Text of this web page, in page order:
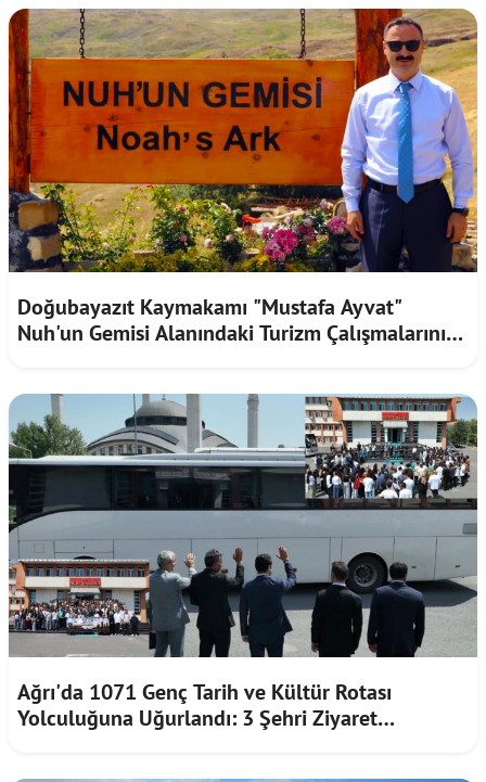
Doğubayazıt Kaymakamı "Mustafa Ayvat"
Nuh'un Gemisi Alanındaki Turizm Çalışmalarını
Ağrı'da 1071 Genç Tarih ve Kültür Rotası
Yolculuğuna Uğurlandı: 3 Şehri Ziyaret